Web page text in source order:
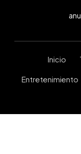
Inicio
Entretenimiento